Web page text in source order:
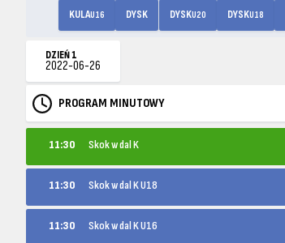
KULAU16 DYSK DYSKU20 DYSKU18
DZIEŃ 1
2022-06-26
PROGRAM MINUTOWY
11:30 Skok w dal K
11:30 Skok w dal K U18
11:30 Skok w dal K U16